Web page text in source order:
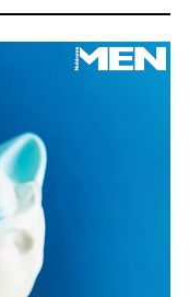
of watch
vision.